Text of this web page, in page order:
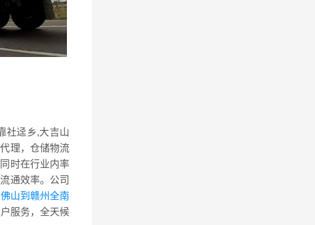
社迳乡,大吉山
理，仓储物流
时在行业内率
通效率。公司
山到赣州全南
服务，全天候